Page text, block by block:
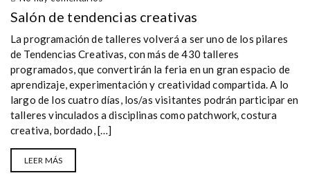
Salón de tendencias creativas
La programación de talleres volverá a ser uno de los pilares
de Tendencias Creativas, con más de 430 talleres
programados, que convertirán la feria en un gran espacio de
aprendizaje, experimentación y creatividad compartida. A lo
largo de los cuatro días, los/as visitantes podrán participar en
talleres vinculados a disciplinas como patchwork, costura
creativa, bordado, […]
LEER MÁS